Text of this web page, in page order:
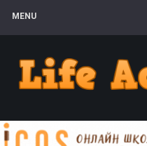
MENU